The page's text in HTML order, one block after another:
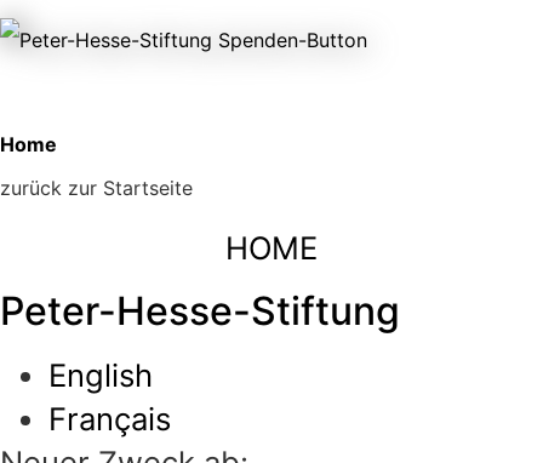
Home
zurück zur Startseite
HOME
Peter-Hesse-Stiftung
English
Français